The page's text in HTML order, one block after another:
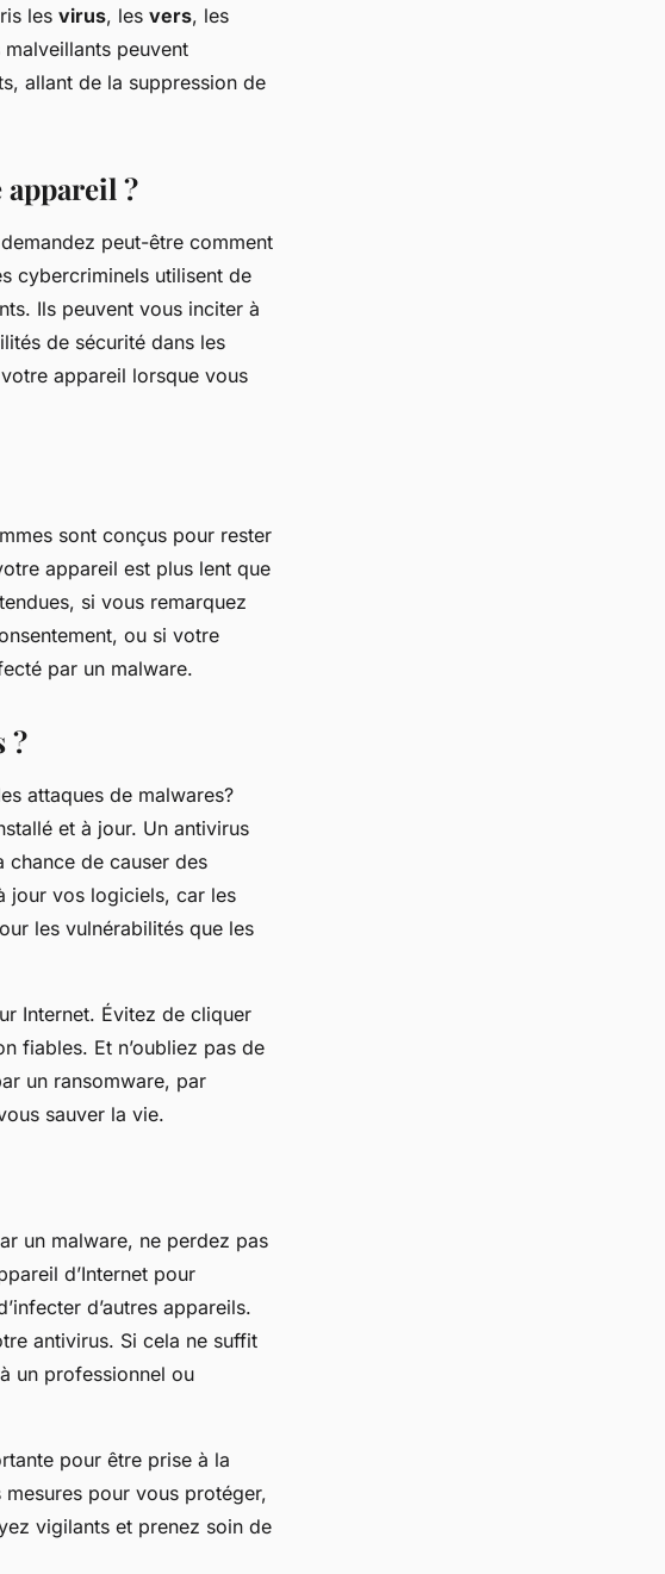
les virus, les vers, les
peuvent
allant de la suppression de
?
peut-être comment
cybercriminels utilisent de
Ils peuvent vous inciter à
de sécurité dans les
appareil lorsque vous
sont conçus pour rester
appareil est plus lent que
si vous remarquez
ou si votre
par un malware.
?
attaques de malwares?
et à jour. Un antivirus
chance de causer des
jour vos logiciels, car les
les vulnérabilités que les
Internet. Évitez de cliquer
fiables. Et n’oubliez pas de
un ransomware, par
sauver la vie.
un malware, ne perdez pas
d’Internet pour
d’autres appareils.
antivirus. Si cela ne suffit
un professionnel ou
pour être prise à la
pour vous protéger,
vigilants et prenez soin de